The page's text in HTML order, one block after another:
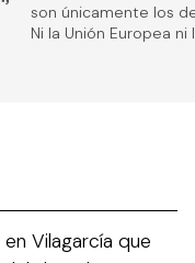
son únicamente los
Ni la Unión Europea
Vilagarcía que